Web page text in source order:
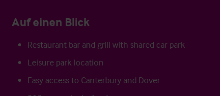
Auf einen Blick
Restaurant bar and grill with shared car park
Leisure park location
Easy access to Canterbury and Dover